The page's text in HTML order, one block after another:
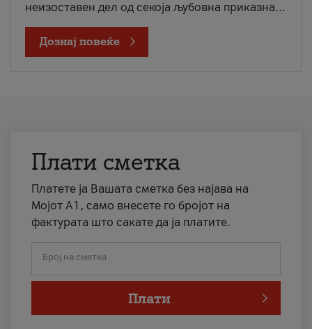
неизоставен дел од секоја љубовна приказна...
Дознај повеќе
Плати сметка
Платете ја Вашата сметка без најава на
Мојот А1, само внесете го бројот на
фактурата што сакате да ја платите.
Број на сметка
Плати